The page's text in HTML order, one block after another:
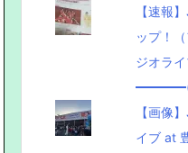
【速報
ップ！
ジオラ
【画像
イブ at